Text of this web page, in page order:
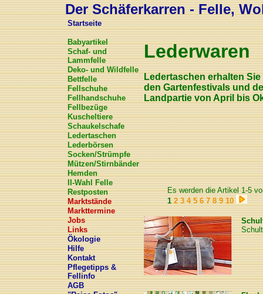
Der Schäferkarren - Felle,
Startseite
Babyartikel
Schaf- und
Lammfelle
Deko- und Wildfelle
Bettfelle
Fellschuhe
Fellhandschuhe
Fellbezüge
Kuscheltiere
Schaukelschafe
Ledertaschen
Lederbörsen
Socken/Strümpfe
Mützen/Stirnbänder
Hemden
II-Wahl Felle
Restposten
Marktstände
Markttermine
Jobs
Links
Ökologie
Hilfe
Kontakt
Pflegetipps &
Fellinfo
AGB
Lederwaren
Ledertaschen erhalten Sie
den Gartenfestivals und
Landpartie von April bis
Es werden die Artikel 1-5
1 2 3 4 5 6 7 8 9 10